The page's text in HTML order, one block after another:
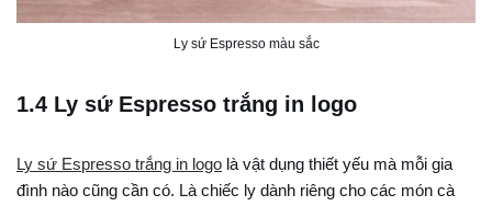
Ly sứ Espresso màu sắc
1.4 Ly sứ Espresso trắng in logo
Ly sứ Espresso trắng in logo là vật dụng thiết yếu mà mỗi gia
đình nào cũng cần có. Là chiếc ly dành riêng cho các món cà